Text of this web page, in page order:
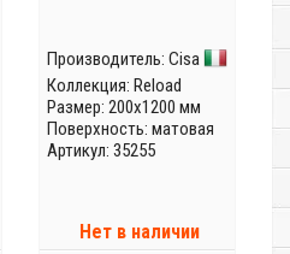
Производитель: Cisa
Коллекция: Reload
Размер: 200x1200 мм
Поверхность: матовая
Артикул: 35255
Нет в наличии